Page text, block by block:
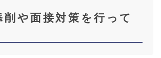
削や面接対策を行って